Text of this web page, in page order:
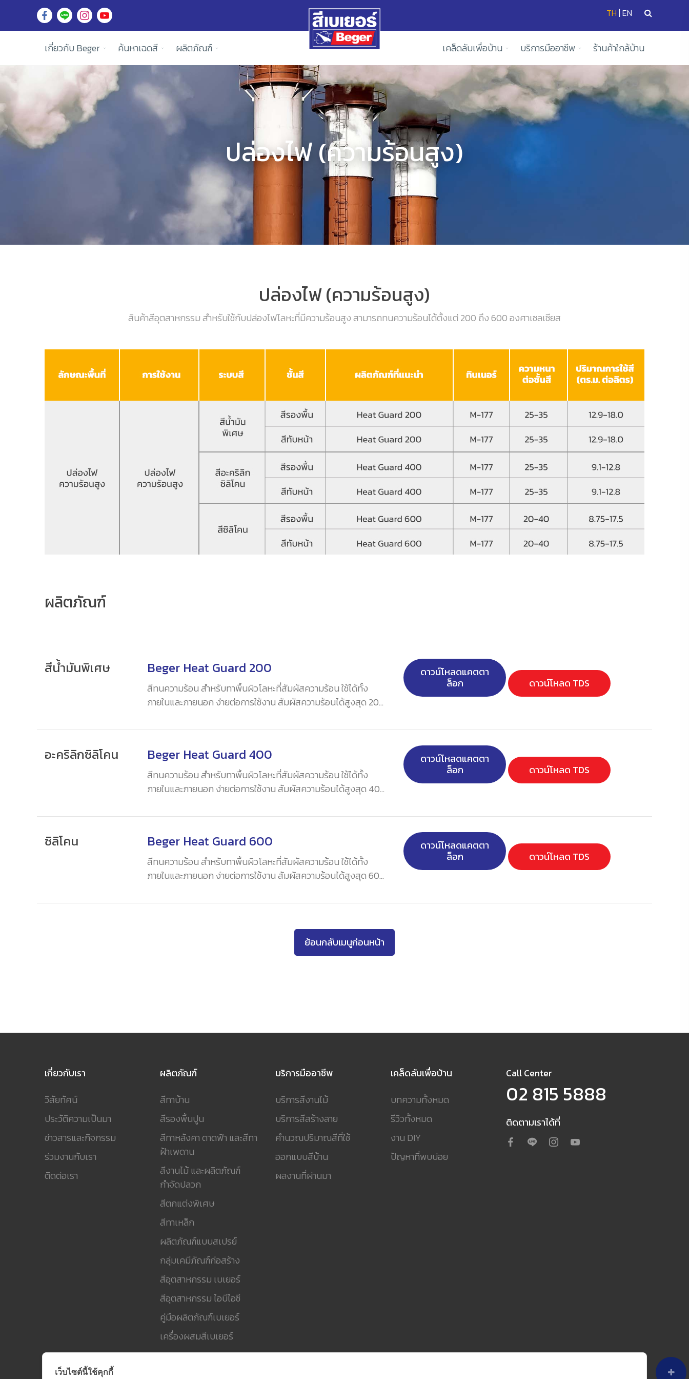
TH |EN
เกี่ยวกับ Beger ค้นหาเฉดสี ผลิตภัณฑ์ เคล็ดลับเพื่อบ้าน บริการมืออาชีพ ร้านค้าใกล้บ้าน
ปล่องไฟ (ความร้อนสูง)
ปล่องไฟ (ความร้อนสูง)
สินค้าสีอุตสาหกรรม สำหรับใช้กับปล่องไฟโลหะที่มีความร้อนสูง สามารถทนความร้อนได้ตั้งแต่ 200 ถึง 600 องศาเซลเซียส
ผลิตภัณฑ์
สีน้ำมันพิเศษ Beger Heat Guard 200
สีทนความร้อน สำหรับทาพื้นผิวโลหะที่สัมผัสความร้อน ใช้ได้ทั้ง
ภายในและภายนอก ง่ายต่อการใช้งาน สัมผัสความร้อนได้สูงสุด 200
ดาวน์โหลดแคตตา
ล็อก
ดาวน์โหลด TDS
อะคริลิกซิลิโคน Beger Heat Guard 400
สีทนความร้อน สำหรับทาพื้นผิวโลหะที่สัมผัสความร้อน ใช้ได้ทั้ง
ภายในและภายนอก ง่ายต่อการใช้งาน สัมผัสความร้อนได้สูงสุด 400
ดาวน์โหลดแคตตา
ล็อก
ดาวน์โหลด TDS
ซิลิโคน Beger Heat Guard 600
สีทนความร้อน สำหรับทาพื้นผิวโลหะที่สัมผัสความร้อน ใช้ได้ทั้ง
ภายในและภายนอก ง่ายต่อการใช้งาน สัมผัสความร้อนได้สูงสุด 600
ดาวน์โหลดแคตตา
ล็อก
ดาวน์โหลด TDS
ย้อนกลับเมนูก่อนหน้า
เกี่ยวกับเรา
วิสัยทัศน์
ประวัติความเป็นมา
ข่าวสารและกิจกรรม
ร่วมงานกับเรา
ติดต่อเรา
ผลิตภัณฑ์
สีทาบ้าน
สีรองพื้นปูน
สีทาหลังคา ดาดฟ้า และสีทา
ฝ้าเพดาน
สีงานไม้ และผลิตภัณฑ์
กำจัดปลวก
สีตกแต่งพิเศษ
สีทาเหล็ก
ผลิตภัณฑ์แบบสเปรย์
กลุ่มเคมีภัณฑ์ก่อสร้าง
สีอุตสาหกรรม เบเยอร์
สีอุตสาหกรรม ไอบีไอซี
คู่มือผลิตภัณฑ์เบเยอร์
เครื่องผสมสีเบเยอร์
บริการมืออาชีพ
บริการสีงานไม้
บริการสีสร้างลาย
คำนวณปริมาณสีที่ใช้
ออกแบบสีบ้าน
ผลงานที่ผ่านมา
เคล็ดลับเพื่อบ้าน
บทความทั้งหมด
รีวิวทั้งหมด
งาน DIY
ปัญหาที่พบบ่อย
Call Center
02 815 5888
ติดตามเราได้ที่
เว็บไซต์นี้ใช้คุกกี้